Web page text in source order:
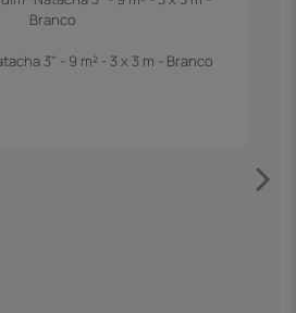
3" - 9 m² - 3 x 3 m - Branco